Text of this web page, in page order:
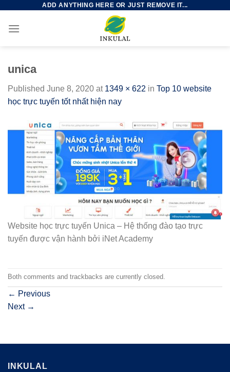
content
ADD ANYTHING HERE OR JUST REMOVE IT...
unica
Published June 8, 2020 at 1349 × 622 in Top 10 website
học trực tuyến tốt nhất hiện nay
Website học trực tuyến Unica – Hệ thống đào tạo trực
tuyến được vận hành bởi iNet Academy
Both comments and trackbacks are currently closed.
← Previous
Next →
INKULAL